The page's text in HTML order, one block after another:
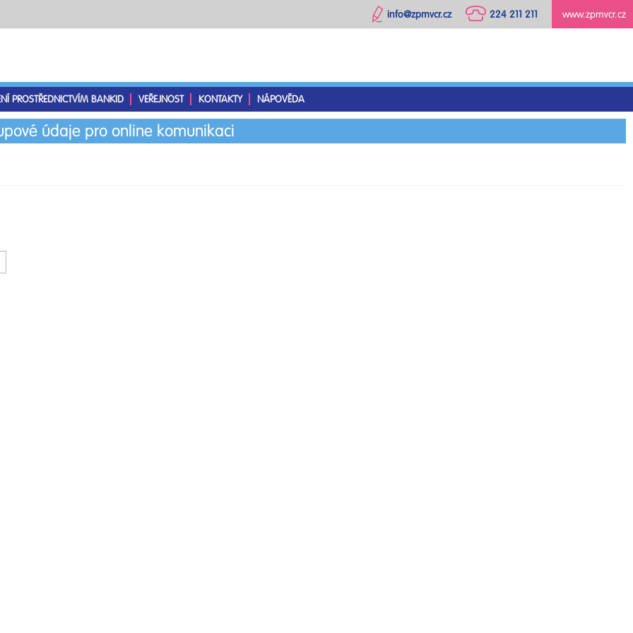
www.zpmvcr.cz
224 211 211
info@zpmvcr.cz
PROSTŘEDNICTVÍM BANKID VEŘEJNOST KONTAKTY NÁPOVĚDA
údaje pro online komunikaci